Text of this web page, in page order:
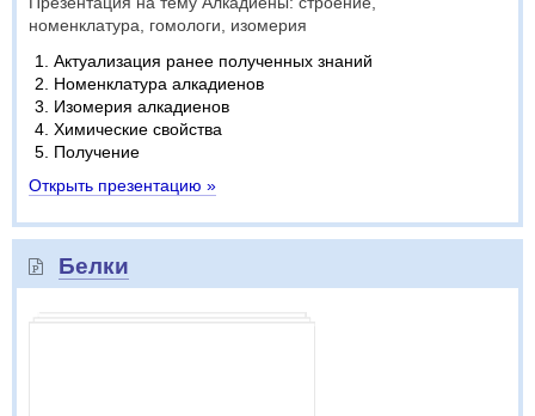
номенклатура, гомологи, изомерия
Актуализация ранее полученных знаний
Номенклатура алкадиенов
Изомерия алкадиенов
Химические свойства
Получение
Открыть презентацию »
Белки